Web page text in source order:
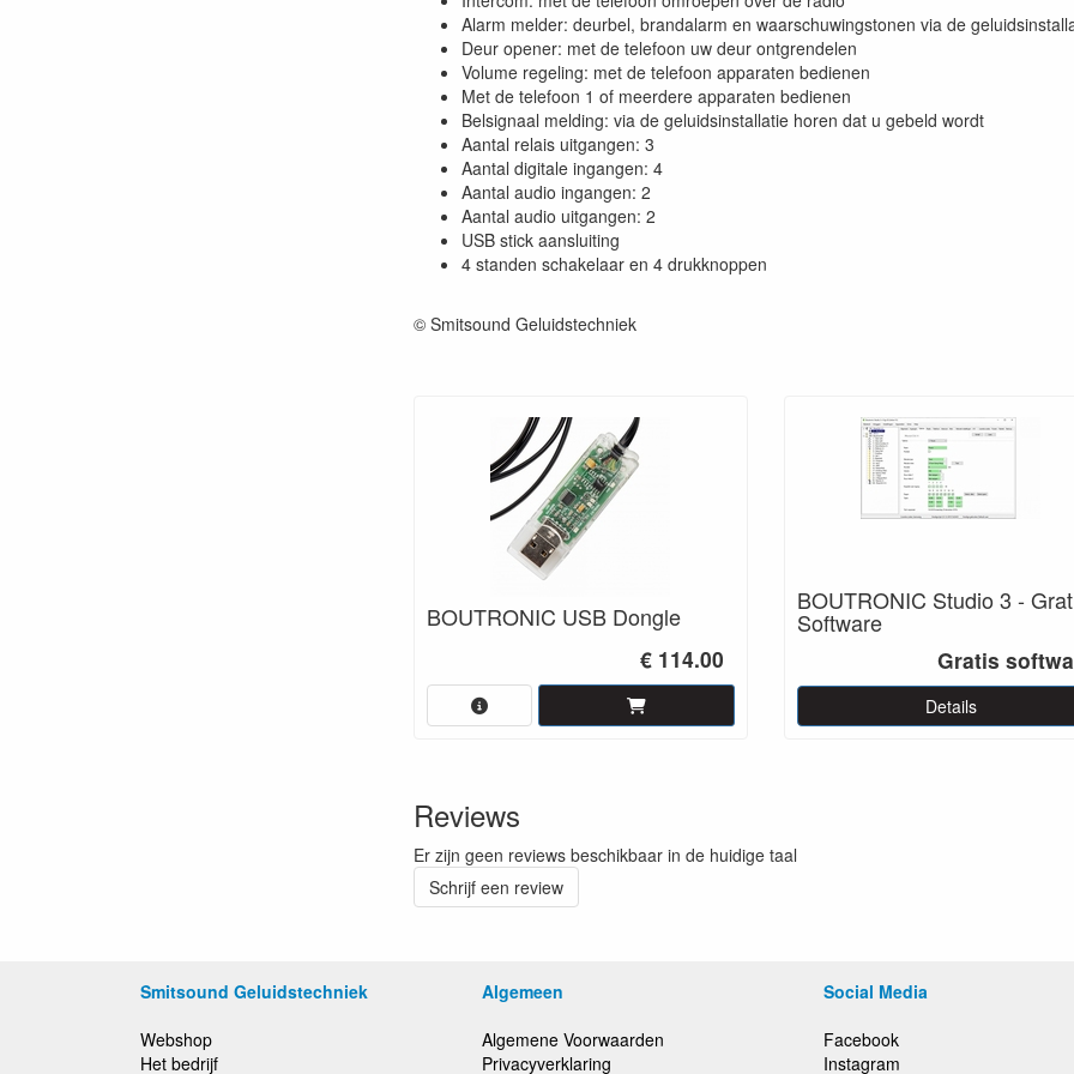
Alarm melder: deurbel, brandalarm en waarschuwingstonen via de
Deur opener: met de telefoon uw deur ontgrendelen
Volume regeling: met de telefoon apparaten bedienen
Met de telefoon 1 of meerdere apparaten bedienen
Belsignaal melding: via de geluidsinstallatie horen dat u gebeld wordt
Aantal relais uitgangen: 3
Aantal digitale ingangen: 4
Aantal audio ingangen: 2
Aantal audio uitgangen: 2
USB stick aansluiting
4 standen schakelaar en 4 drukknoppen
© Smitsound Geluidstechniek
BOUTRONIC USB Dongle
€ 114.00
BOUTRONIC Studio 3 -
Software
Gratis
Details
Reviews
Er zijn geen reviews beschikbaar in de huidige taal
Schrijf een review
Smitsound Geluidstechniek
Webshop
Het bedrijf
Algemeen
Algemene Voorwaarden
Privacyverklaring
Social Media
Facebook
Instagram